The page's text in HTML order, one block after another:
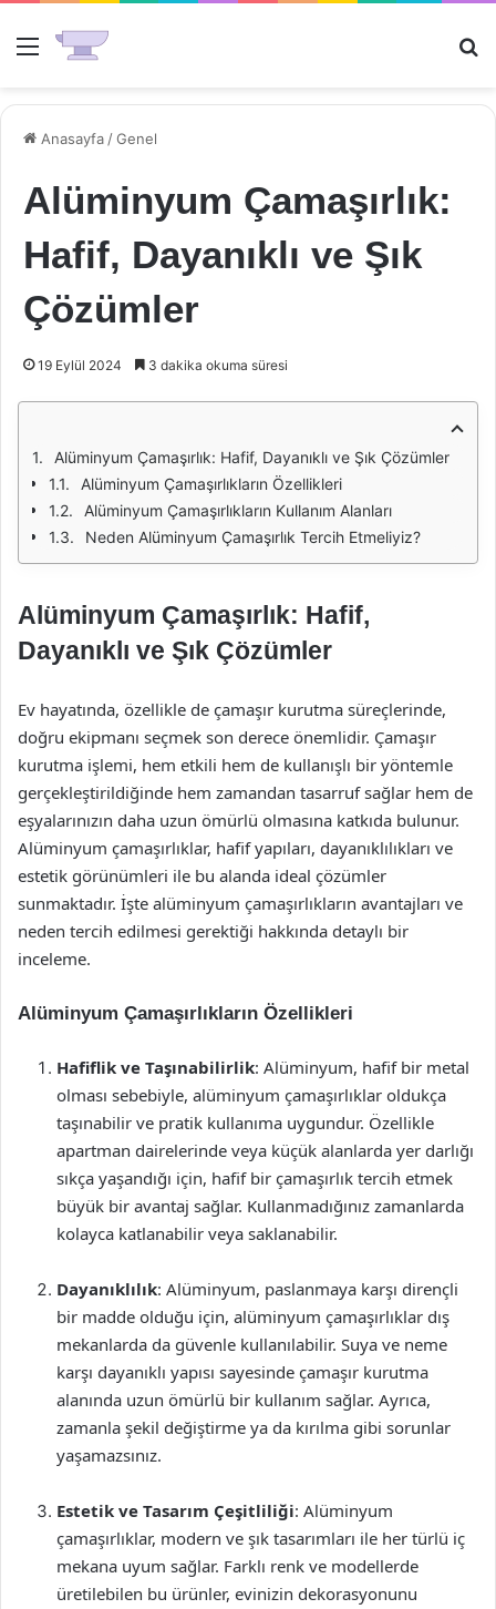
Menü
Anasayfa /Genel
Alüminyum Çamaşırlık:
Hafif, Dayanıklı ve Şık
Çözümler
19 Eylül 2024 3 dakika okuma süresi
Alüminyum Çamaşırlık: Hafif, Dayanıklı ve Şık Çözümler
Alüminyum Çamaşırlıkların Özellikleri
Alüminyum Çamaşırlıkların Kullanım Alanları
Neden Alüminyum Çamaşırlık Tercih Etmeliyiz?
Alüminyum Çamaşırlık: Hafif,
Dayanıklı ve Şık Çözümler
Ev hayatında, özellikle de çamaşır kurutma süreçlerinde,
doğru ekipmanı seçmek son derece önemlidir. Çamaşır
kurutma işlemi, hem etkili hem de kullanışlı bir yöntemle
gerçekleştirildiğinde hem zamandan tasarruf sağlar hem de
eşyalarınızın daha uzun ömürlü olmasına katkıda bulunur.
Alüminyum çamaşırlıklar, hafif yapıları, dayanıklılıkları ve
estetik görünümleri ile bu alanda ideal çözümler
sunmaktadır. İşte alüminyum çamaşırlıkların avantajları ve
neden tercih edilmesi gerektiği hakkında detaylı bir
inceleme.
Alüminyum Çamaşırlıkların Özellikleri
Hafiflik ve Taşınabilirlik: Alüminyum, hafif bir metal
olması sebebiyle, alüminyum çamaşırlıklar oldukça
taşınabilir ve pratik kullanıma uygundur. Özellikle
apartman dairelerinde veya küçük alanlarda yer darlığı
sıkça yaşandığı için, hafif bir çamaşırlık tercih etmek
büyük bir avantaj sağlar. Kullanmadığınız zamanlarda
kolayca katlanabilir veya saklanabilir.
Dayanıklılık: Alüminyum, paslanmaya karşı dirençli
bir madde olduğu için, alüminyum çamaşırlıklar dış
mekanlarda da güvenle kullanılabilir. Suya ve neme
karşı dayanıklı yapısı sayesinde çamaşır kurutma
alanında uzun ömürlü bir kullanım sağlar. Ayrıca,
zamanla şekil değiştirme ya da kırılma gibi sorunlar
yaşamazsınız.
Estetik ve Tasarım Çeşitliliği: Alüminyum
çamaşırlıklar, modern ve şık tasarımları ile her türlü iç
mekana uyum sağlar. Farklı renk ve modellerde
üretilebilen bu ürünler, evinizin dekorasyonunu